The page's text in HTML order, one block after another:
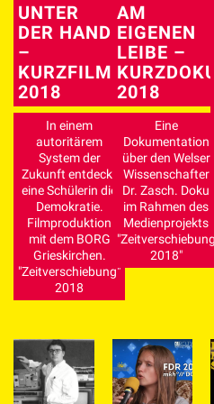
UNTER
DER HAND
–
KURZFILM
2018
In einem
autoritärem
System der
Zukunft entdeckt
eine Schülerin die
Demokratie.
Filmproduktion
mit dem BORG
Grieskirchen.
"Zeitverschiebung"
2018
AM
EIGENEN
LEIBE –
2018
Eine
Dokumentation
über den Welser
Wissenschafter
Dr. Zasch. Doku
im Rahmen des
Medienprojekts
"Zeitverschiebung
2018"